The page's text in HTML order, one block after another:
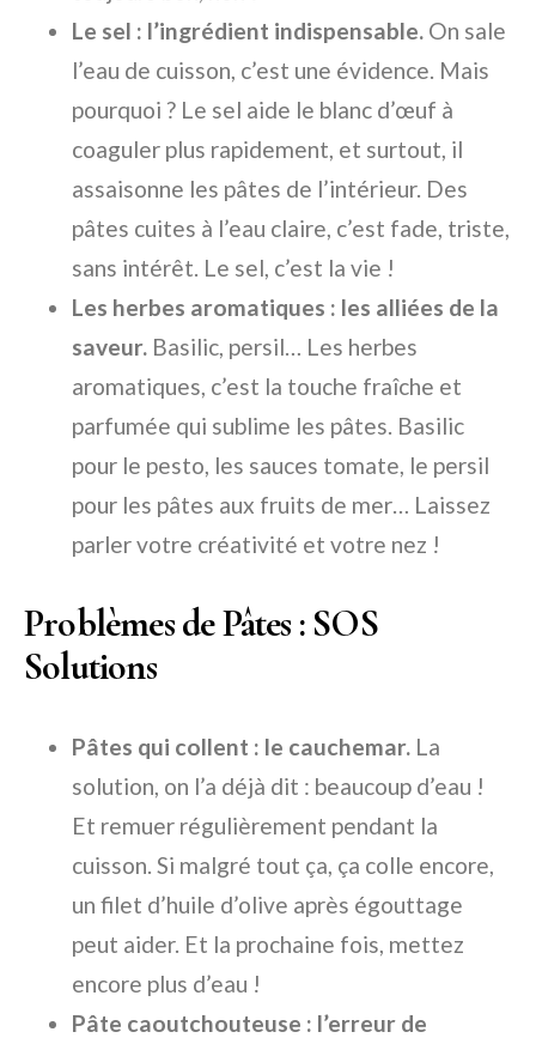
Le sel : l’ingrédient indispensable. On sale
l’eau de cuisson, c’est une évidence. Mais
pourquoi ? Le sel aide le blanc d’œuf à
coaguler plus rapidement, et surtout, il
assaisonne les pâtes de l’intérieur. Des
pâtes cuites à l’eau claire, c’est fade, triste,
sans intérêt. Le sel, c’est la vie !
Les herbes aromatiques : les alliées de la
saveur. Basilic, persil… Les herbes
aromatiques, c’est la touche fraîche et
parfumée qui sublime les pâtes. Basilic
pour le pesto, les sauces tomate, le persil
pour les pâtes aux fruits de mer… Laissez
parler votre créativité et votre nez !
Problèmes de Pâtes : SOS
Solutions
Pâtes qui collent : le cauchemar. La
solution, on l’a déjà dit : beaucoup d’eau !
Et remuer régulièrement pendant la
cuisson. Si malgré tout ça, ça colle encore,
un filet d’huile d’olive après égouttage
peut aider. Et la prochaine fois, mettez
encore plus d’eau !
Pâte caoutchouteuse : l’erreur de